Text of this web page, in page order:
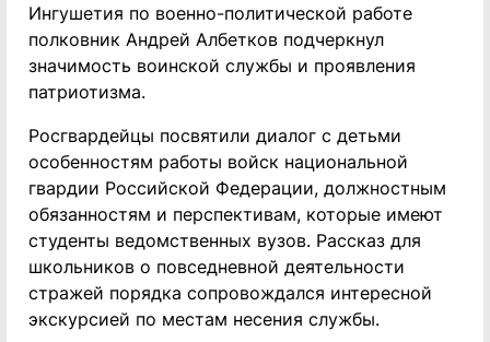
Ингушетия по военно-политической работе
полковник Андрей Албетков подчеркнул
значимость воинской службы и проявления
патриотизма.
Росгвардейцы посвятили диалог с детьми
особенностям работы войск национальной
гвардии Российской Федерации, должностным
обязанностям и перспективам, которые имеют
студенты ведомственных вузов. Рассказ для
школьников о повседневной деятельности
стражей порядка сопровождался интересной
экскурсией по местам несения службы.